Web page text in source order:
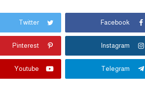
Facebook
Twitter
Instagram
Pinterest
Telegram
Youtube